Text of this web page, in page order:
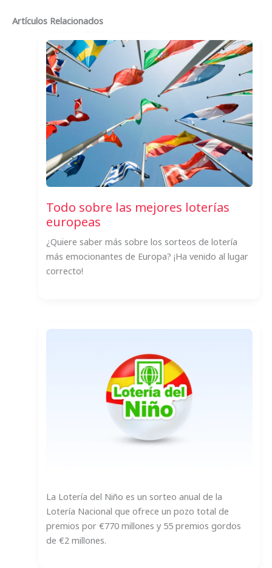
Artículos Relacionados
Todo sobre las mejores loterías
europeas
¿Quiere saber más sobre los sorteos de lotería
más emocionantes de Europa? ¡Ha venido al lugar
correcto!
La Lotería del Niño es un sorteo anual de la
Lotería Nacional que ofrece un pozo total de
premios por €770 millones y 55 premios gordos
de €2 millones.